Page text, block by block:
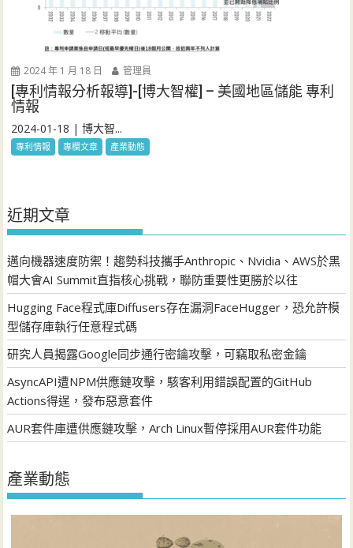
2024 年 1 月 18 日 管理員
[專利情報分析報導]-[博大智權] – 美國地區儲能 專利
情報
2024-01-18 | 博大智...
專利情報 專欄文章 產業動態
近期文章
邁向機器速度防禦！趨勢科技攜手Anthropic、Nvidia、AWS於黑
帽大會AI Summit直指核心挑戰，聯防重要性更勝於以往
Hugging Face程式庫Diffusers存在漏洞FaceHugger，恐允許模
型儲存庫執行任意程式碼
研究人員揭露Google同步通行密鑰攻擊，可竊取私密金鑰
AsyncAPI遭NPM供應鏈攻擊，駭客利用錯誤配置的GitHub
Actions得逞，發布惡意套件
AUR套件庫遭供應鏈攻擊，Arch Linux暫停採用AUR套件功能
產業動態